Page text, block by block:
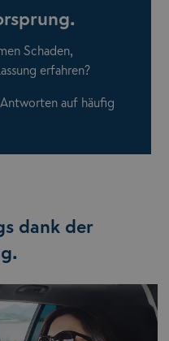
Schaden,
erfahren?
auf häufig
dank der